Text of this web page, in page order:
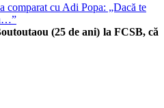
comparat cu Adi Popa: „Dacă te
(25 de ani) la FCSB, că